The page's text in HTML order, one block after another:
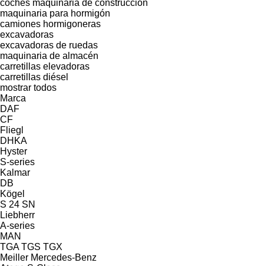
coches maquinaria de construcción
maquinaria para hormigón
camiones hormigoneras
excavadoras
excavadoras de ruedas
maquinaria de almacén
carretillas elevadoras
carretillas diésel
mostrar todos
Marca
DAF
CF
Fliegl
DHKA
Hyster
S-series
Kalmar
DB
Kögel
S 24 SN
Liebherr
A-series
MAN
TGA TGS TGX
Meiller Mercedes-Benz